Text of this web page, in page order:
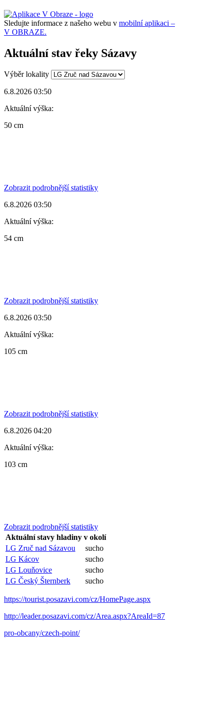
Sledujte informace z našeho webu v mobilní aplikaci –
V OBRAZE.
Aktuální stav řeky Sázavy
Výběr lokality
6.8.2026 03:50
Aktuální výška:
50 cm
Zobrazit podrobnější statistiky
6.8.2026 03:50
Aktuální výška:
54 cm
Zobrazit podrobnější statistiky
6.8.2026 03:50
Aktuální výška:
105 cm
Zobrazit podrobnější statistiky
6.8.2026 04:20
Aktuální výška:
103 cm
Zobrazit podrobnější statistiky
Aktuální stavy hladiny v okolí
LG Zruč nad Sázavou
sucho
LG Kácov
sucho
LG Louňovice
sucho
LG Český Šternberk
sucho
https://tourist.posazavi.com/cz/HomePage.aspx
http://leader.posazavi.com/cz/Area.aspx?AreaId=87
pro-obcany/czech-point/